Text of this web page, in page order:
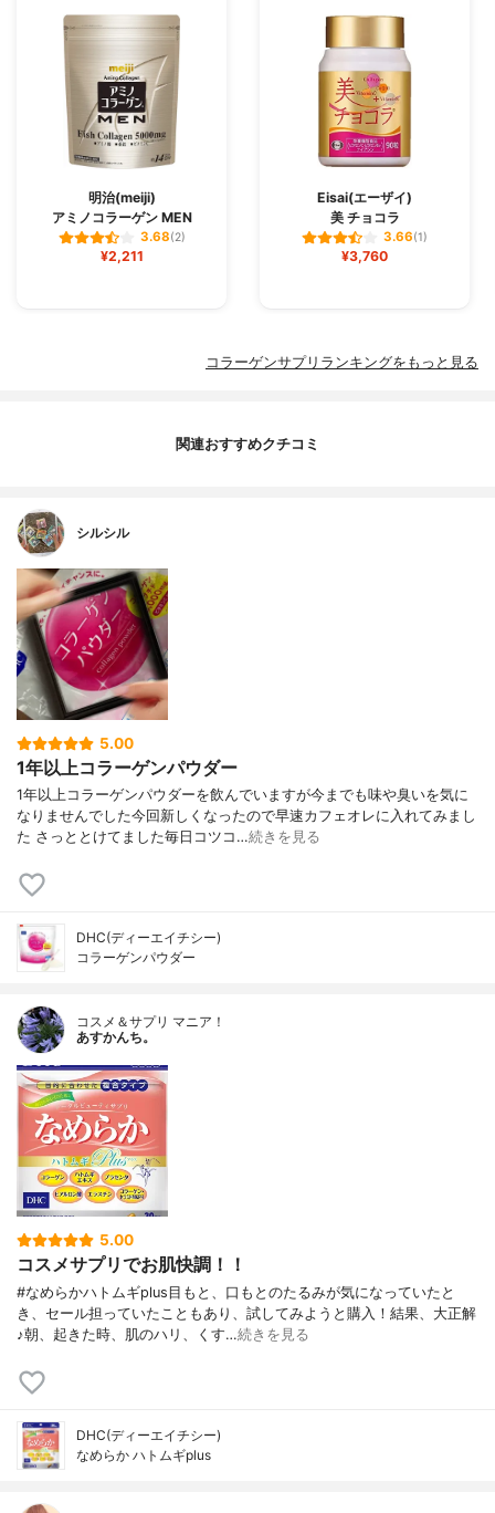
明治(meiji)
アミノコラーゲン MEN
3.68(2)
¥2,211
Eisai(エーザイ)
美 チョコラ
3.66(1)
¥3,760
コラーゲンサプリランキングをもっと見る
関連おすすめクチコミ
シルシル
5.00
1年以上コラーゲンパウダー
1年以上コラーゲンパウダーを飲んでいますが今までも味や臭いを気に
なりませんでした今回新しくなったので早速カフェオレに入れてみまし
た さっととけてました毎日コツコ…続きを見る
DHC(ディーエイチシー)
コラーゲンパウダー
コスメ＆サプリ マニア！
あすかんち。
5.00
コスメサプリでお肌快調！！
#なめらかハトムギplus目もと、口もとのたるみが気になっていたと
き、セール担っていたこともあり、試してみようと購入！結果、大正解
♪朝、起きた時、肌のハリ、くす…続きを見る
DHC(ディーエイチシー)
なめらか ハトムギplus